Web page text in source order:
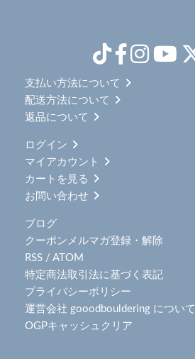
支払い方法について
配送方法について
返品について
ログイン
マイアカウント
カートを見る
お問い合わせ
ブログ
クーポンメルマガ登録・解除
RSS / ATOM
特定商法取引法に基づく表記
プライバシーポリシー
運営会社 gooodbouldering について
OGPキャッシュクリア